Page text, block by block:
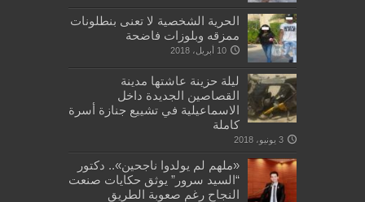
الحرية الشخصية لا تعنى بنطلونات
ممزقه وبلوزات فاضحة
10 أبريل، 2018
ليلة حزينة عاشتها مدينة
القصاصين الجديدة داخل
الاسماعيلية في تشييع جنازة أسرة
كاملة
3 يونيو، 2018
«ملهم لم يولدوا ناجحين».. دكتور
“السيد سرور” يوثق حكايات صنعت
النجاح رغم صعوبة الطريق